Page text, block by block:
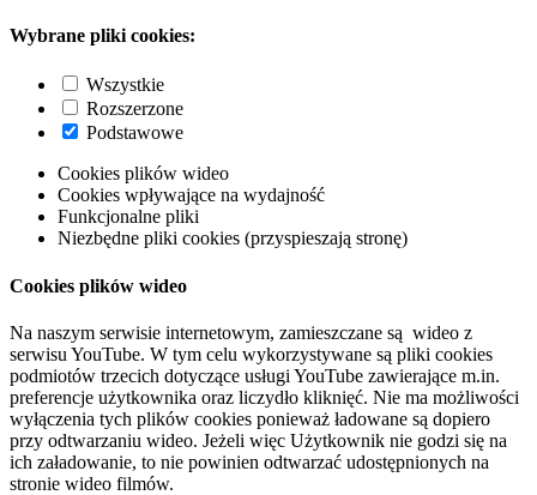
Wybrane pliki cookies:
Wszystkie
Rozszerzone
Podstawowe
Cookies plików wideo
Cookies wpływające na wydajność
Funkcjonalne pliki
Niezbędne pliki cookies (przyspieszają stronę)
Cookies plików wideo
Na naszym serwisie internetowym, zamieszczane są wideo z
serwisu YouTube. W tym celu wykorzystywane są pliki cookies
podmiotów trzecich dotyczące usługi YouTube zawierające m.in.
preferencje użytkownika oraz liczydło kliknięć. Nie ma możliwości
wyłączenia tych plików cookies ponieważ ładowane są dopiero
przy odtwarzaniu wideo. Jeżeli więc Użytkownik nie godzi się na
ich załadowanie, to nie powinien odtwarzać udostępnionych na
stronie wideo filmów.